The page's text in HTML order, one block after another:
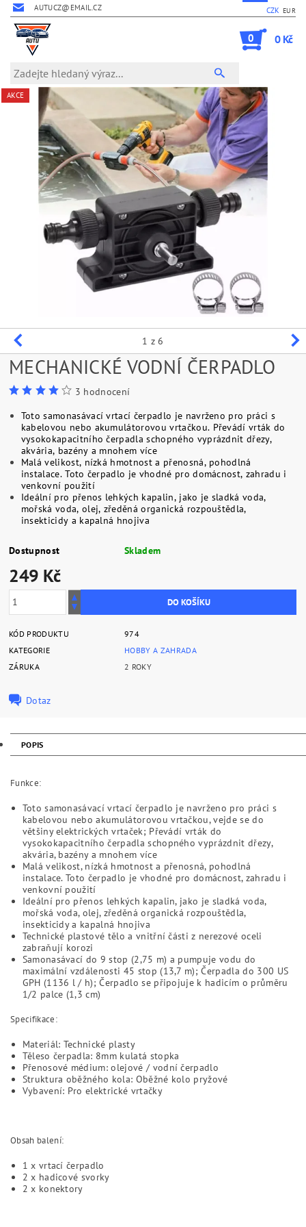
AUTUCZ@EMAIL.CZ CZK EUR
0 0 Kč
AKCE
1 z 6
MECHANICKÉ VODNÍ ČERPADLO
3 hodnocení
Toto samonasávací vrtací čerpadlo je navrženo pro práci s
kabelovou nebo akumulátorovou vrtačkou. Převádí vrták do
vysokokapacitního čerpadla schopného vyprázdnit dřezy,
akvária, bazény a mnohem více
Malá velikost, nízká hmotnost a přenosná, pohodlná
instalace. Toto čerpadlo je vhodné pro domácnost, zahradu i
venkovní použití
Ideální pro přenos lehkých kapalin, jako je sladká voda,
mořská voda, olej, zředěná organická rozpouštědla,
insekticidy a kapalná hnojiva
Dostupnost Skladem
249 Kč
KÓD PRODUKTU
974
KATEGORIE
HOBBY A ZAHRADA
ZÁRUKA
2 ROKY
Dotaz
POPIS
Funkce:
Toto samonasávací vrtací čerpadlo je navrženo pro práci s
kabelovou nebo akumulátorovou vrtačkou, vejde se do
většiny elektrických vrtaček; Převádí vrták do
vysokokapacitního čerpadla schopného vyprázdnit dřezy,
akvária, bazény a mnohem více
Malá velikost, nízká hmotnost a přenosná, pohodlná
instalace. Toto čerpadlo je vhodné pro domácnost, zahradu i
venkovní použití
Ideální pro přenos lehkých kapalin, jako je sladká voda,
mořská voda, olej, zředěná organická rozpouštědla,
insekticidy a kapalná hnojiva
Technické plastové tělo a vnitřní části z nerezové oceli
zabraňují korozi
Samonasávací do 9 stop (2,75 m) a pumpuje vodu do
maximální vzdálenosti 45 stop (13,7 m); Čerpadla do 300 US
GPH (1136 l / h); Čerpadlo se připojuje k hadicím o průměru
1/2 palce (1,3 cm)
Specifikace:
Materiál: Technické plasty
Těleso čerpadla: 8mm kulatá stopka
Přenosové médium: olejové / vodní čerpadlo
Struktura oběžného kola: Oběžné kolo pryžové
Vybavení: Pro elektrické vrtačky
Obsah balení:
1 x vrtací čerpadlo
2 x hadicové svorky
2 x konektory